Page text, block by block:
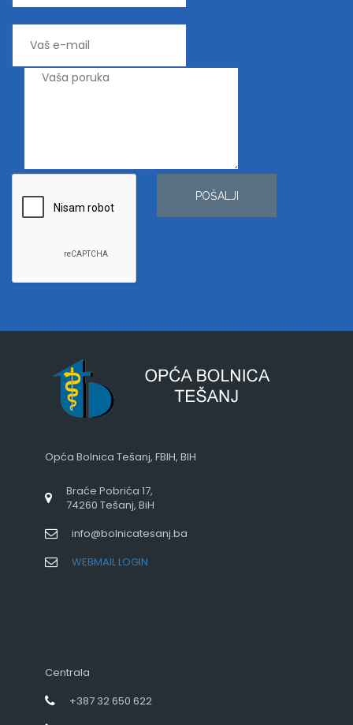
POŠALJI
Opća Bolnica Tešanj, FBIH, BIH
Braće Pobrića 17,
74260 Tešanj, BiH
info@bolnicatesanj.ba
WEBMAIL LOGIN
Centrala
+387 32 650 622